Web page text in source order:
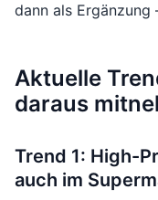
dann als Ergänzung
Aktuelle
daraus
Trend 1: High-
auch im